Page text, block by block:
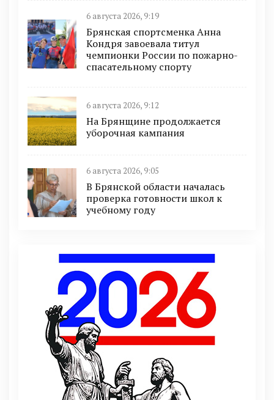
6 августа 2026, 9:19
Брянская спортсменка Анна
Кондря завоевала титул
чемпионки России по пожарно-
спасательному спорту
6 августа 2026, 9:12
На Брянщине продолжается
уборочная кампания
6 августа 2026, 9:05
В Брянской области началась
проверка готовности школ к
учебному году